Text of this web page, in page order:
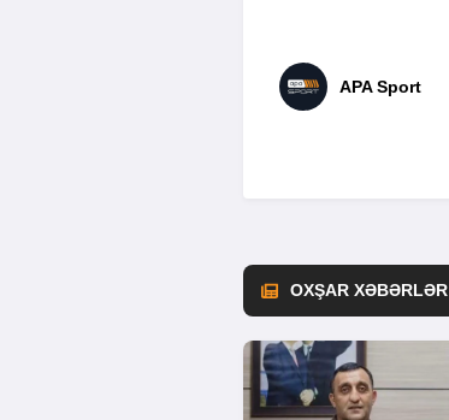
APA Sport
OXŞAR XƏBƏRLƏR